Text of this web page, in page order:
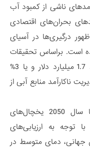
ناشی از کمبود آب
بحران‌های اقتصادی
درگیری‌ها در آسیای
است. براساس تحقیقات
کارشناسان، آسیای مرکزی سالیانه حدود 1.7 میلیارد دلار و یا 3%
ناکارآمد منابع آبی از
براساس برآوردهای رسمی، قزاقستان تا سال 2050 یخچال‌های
توجه به ارزیابی‌های
دلیل گرمایش جهانی، دمای متوسط در